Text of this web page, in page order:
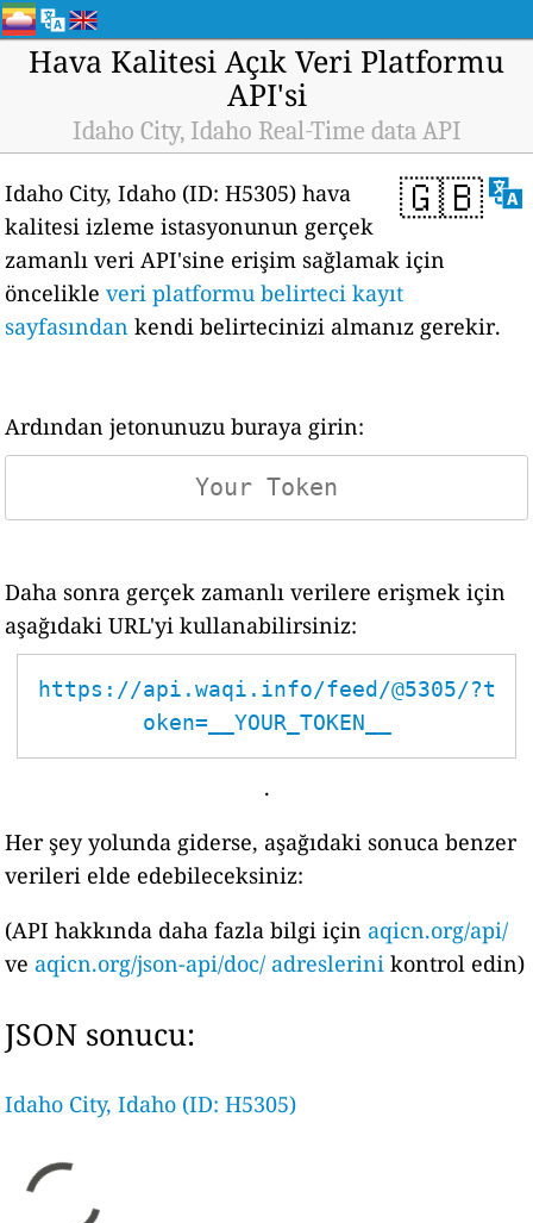
Hava Kalitesi Açık Veri Platformu
API'si
Idaho City, Idaho Real-Time data API
🇬🇧
Idaho City, Idaho (ID: H5305) hava
kalitesi izleme istasyonunun gerçek
zamanlı veri API'sine erişim sağlamak için
öncelikleveri platformu belirteci kayıt
sayfasından kendi belirtecinizi almanız gerekir.
Ardından jetonunuzu buraya girin:
Daha sonra gerçek zamanlı verilere erişmek için
aşağıdaki URL'yi kullanabilirsiniz:
https://api.waqi.info/feed/@5305/?t
oken=__YOUR_TOKEN__
.
Her şey yolunda giderse, aşağıdaki sonuca benzer
verileri elde edebileceksiniz:
(API hakkında daha fazla bilgi için aqicn.org/api/
ve aqicn.org/json-api/doc/ adreslerini kontrol edin)
JSON sonucu:
Idaho City, Idaho (ID: H5305)